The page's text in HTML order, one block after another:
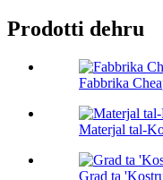
Prodotti dehru
Fabbrika
Materjal tal-
Grad ta